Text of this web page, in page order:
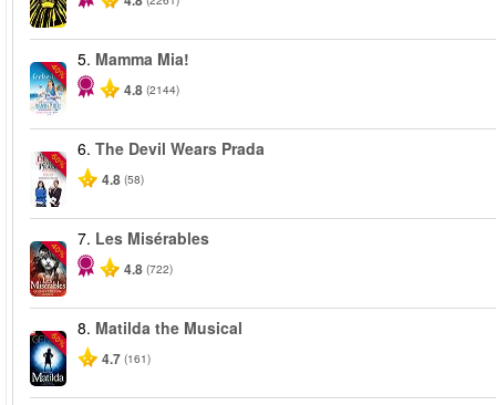
-40%
5. Mamma Mia!
4.8 (2144)
-50%
6. The Devil Wears Prada
4.8 (58)
-40%
7. Les Misérables
4.8 (722)
-50%
8. Matilda the Musical
4.7 (161)